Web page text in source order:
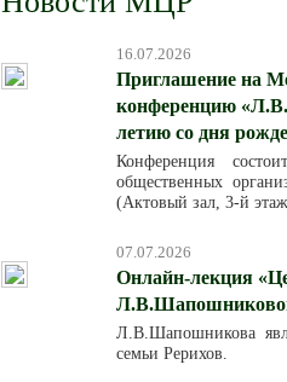
16.07.2026
Приглашение на
конференцию
летию со дня
Конференция
общественных
(Актовый зал, 3-й
07.07.2026
Онлайн-лекция
Л.В.Шапошникова
семьи Рерихов.